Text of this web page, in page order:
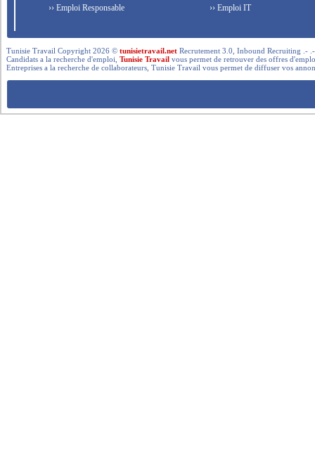
›› Emploi Responsable
›› Emploi IT
Tunisie Travail Copyright 2026 ©tunisietravail.net Recrutement 3.0, Inbound Recruiting .-
Candidats a la recherche d'emploi,Tunisie Travail vous permet de retrouver des offres
Entreprises a la recherche de collaborateurs, Tunisie Travail vous permet de diffuser vos